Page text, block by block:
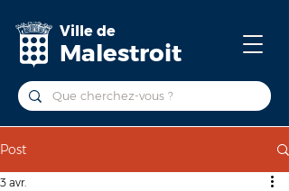
Ville de
Malestroit
Post
3 avr.